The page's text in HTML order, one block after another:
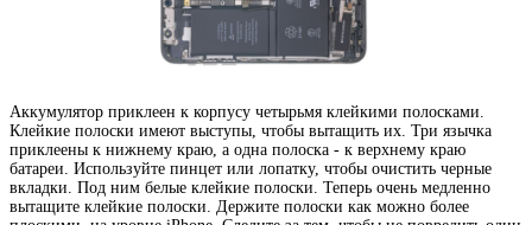
Аккумулятор приклеен к корпусу четырьмя клейкими полосками.
Клейкие полоски имеют выступы, чтобы вытащить их. Три язычка
приклеены к нижнему краю, а одна полоска - к верхнему краю
батареи. Используйте пинцет или лопатку, чтобы очистить черные
вкладки. Под ним белые клейкие полоски. Теперь очень медленно
вытащите клейкие полоски. Держите полоски как можно более